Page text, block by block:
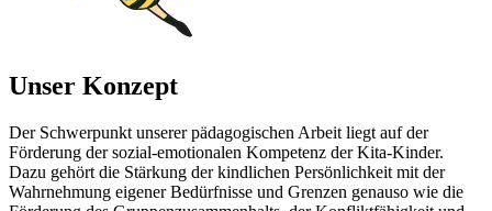
Unser Konzept
Der Schwerpunkt unserer pädagogischen Arbeit liegt auf der
Förderung der sozial-emotionalen Kompetenz der Kita-Kinder.
Dazu gehört die Stärkung der kindlichen Persönlichkeit mit der
Wahrnehmung eigener Bedürfnisse und Grenzen genauso wie die